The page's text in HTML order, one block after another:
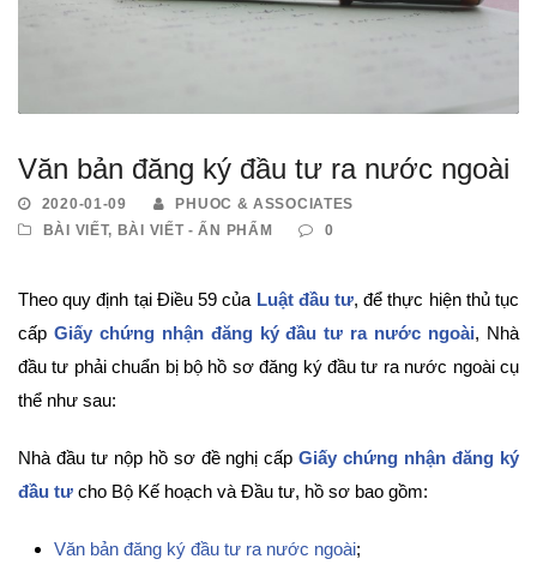
Văn bản đăng ký đầu tư ra nước ngoài
2020-01-09
PHUOC & ASSOCIATES
BÀI VIẾT, BÀI VIẾT - ẤN PHẨM 0
Theo quy định tại Điều 59 của Luật đầu tư, để thực hiện thủ tục
cấp Giấy chứng nhận đăng ký đầu tư ra nước ngoài, Nhà
đầu tư phải chuẩn bị bộ hồ sơ đăng ký đầu tư ra nước ngoài cụ
thể như sau:
Nhà đầu tư nộp hồ sơ đề nghị cấpGiấy chứng nhận đăng ký
đầu tư cho Bộ Kế hoạch và Đầu tư, hồ sơ bao gồm:
Văn bản đăng ký đầu tư ra nước ngoài;